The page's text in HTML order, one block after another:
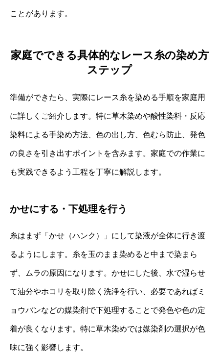
ことがあります。
家庭でできる具体的なレース糸の染め方
ステップ
準備ができたら、実際にレース糸を染める手順を家庭用
に詳しくご紹介します。特に草木染めや酸性染料・反応
染料による手染め方法、色の出し方、色むら防止、発色
の良さを引き出すポイントを含みます。家庭での作業に
も実践できるよう工程を丁寧に解説します。
かせにする・下処理を行う
糸はまず「かせ（ハンク）」にして染液が全体に行き渡
るようにします。糸を玉のまま染めると中まで染まら
ず、ムラの原因になります。かせにした後、水で湿らせ
て油分やホコリを取り除く洗浄を行い、必要であればミ
ョウバンなどの媒染剤で下処理することで発色や色の定
着が良くなります。特に草木染めでは媒染剤の選択が色
味に強く影響します。